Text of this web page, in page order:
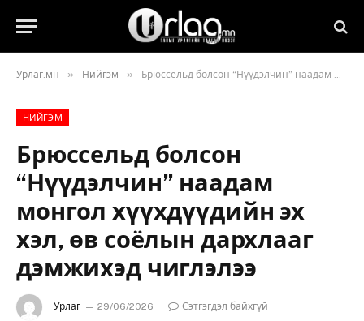
Урлаг.мн » Нийгэм » Брюссельд болсон “Нүүдэлчин” наадам монгол хүүхдүүдийн эх хэл, өв соёлын дархлааг дэмжихэд чиглэлээ
НИЙГЭМ
Брюссельд болсон
“Нүүдэлчин” наадам
монгол хүүхдүүдийн эх
хэл, өв соёлын дархлааг
дэмжихэд чиглэлээ
Урлаг 29/06/2026
Сэтгэгдэл байхгүй